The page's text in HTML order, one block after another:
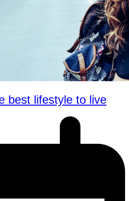
best lifestyle to live